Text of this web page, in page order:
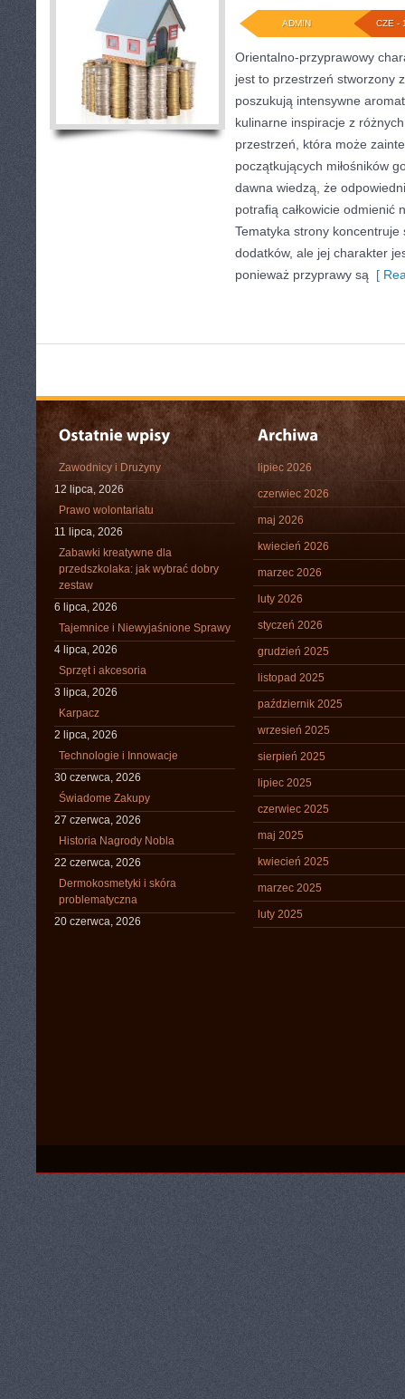
CZE -
ADMIN
Orientalno-przyprawowy
jest to przestrzeń stworzony
poszukują intensywne
kulinarne inspiracje z
przestrzeń, która może
początkujących miłośników
dawna wiedzą, że
potrafią całkowicie odmienić
Tematyka strony koncentruje
dodatków, ale jej charakter
ponieważ przyprawy są [
Zawodnicy i Drużyny
12 lipca, 2026
Prawo wolontariatu
11 lipca, 2026
Zabawki kreatywne dla
przedszkolaka: jak wybrać dobry
zestaw
6 lipca, 2026
Tajemnice i Niewyjaśnione Sprawy
4 lipca, 2026
Sprzęt i akcesoria
3 lipca, 2026
Karpacz
2 lipca, 2026
Technologie i Innowacje
30 czerwca, 2026
Świadome Zakupy
27 czerwca, 2026
Historia Nagrody Nobla
22 czerwca, 2026
Dermokosmetyki i skóra
problematyczna
20 czerwca, 2026
lipiec 2026
czerwiec 2026
maj 2026
kwiecień 2026
marzec 2026
luty 2026
styczeń 2026
grudzień 2025
listopad 2025
październik 2025
wrzesień 2025
sierpień 2025
lipiec 2025
czerwiec 2025
maj 2025
kwiecień 2025
marzec 2025
luty 2025